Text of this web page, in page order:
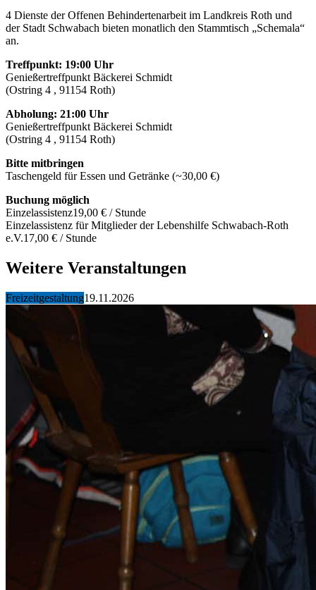
4 Dienste der Offenen Behindertenarbeit im Landkreis Roth und
der Stadt Schwabach bieten monatlich den Stammtisch „Schemala“
an.
Treffpunkt: 19:00 Uhr
Genießertreffpunkt Bäckerei Schmidt
(Ostring 4 , 91154 Roth)
Abholung: 21:00 Uhr
Genießertreffpunkt Bäckerei Schmidt
(Ostring 4 , 91154 Roth)
Bitte mitbringen
Taschengeld für Essen und Getränke (~30,00 €)
Buchung möglich
Einzelassistenz19,00 € / Stunde
Einzelassistenz für Mitglieder der Lebenshilfe Schwabach-Roth
e.V.17,00 € / Stunde
Weitere Veranstaltungen
Freizeitgestaltung19.11.2026